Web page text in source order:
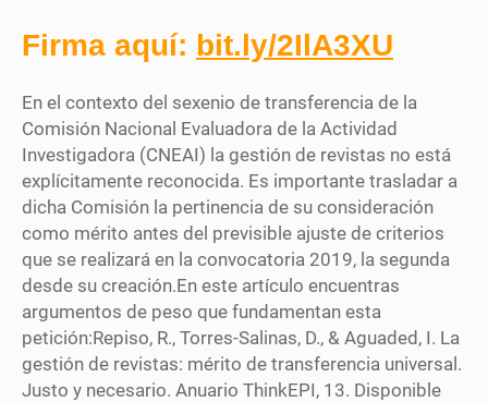
Firma aquí: bit.ly/2IlA3XU
En el contexto del sexenio de transferencia de la
Comisión Nacional Evaluadora de la Actividad
Investigadora (CNEAI) la gestión de revistas no está
explícitamente reconocida. Es importante trasladar a
dicha Comisión la pertinencia de su consideración
como mérito antes del previsible ajuste de criterios
que se realizará en la convocatoria 2019, la segunda
desde su creación.En este artículo encuentras
argumentos de peso que fundamentan esta
petición:Repiso, R., Torres-Salinas, D., & Aguaded, I. La
gestión de revistas: mérito de transferencia universal.
Justo y necesario. Anuario ThinkEPI, 13. Disponible